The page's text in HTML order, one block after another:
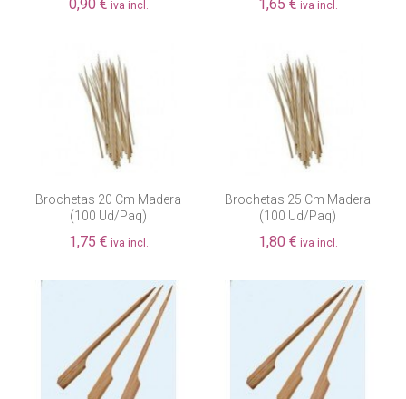
0,90 € iva incl. 1,65 € iva incl.
Brochetas 20 Cm Madera
(100 Ud/paq)
1,75 € iva incl.
Brochetas 25 Cm Madera
(100 Ud/paq)
1,80 € iva incl.